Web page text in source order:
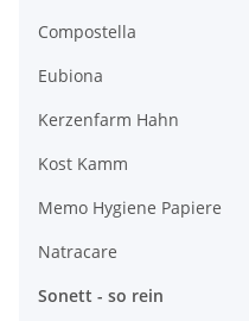
Compostella
Eubiona
Kerzenfarm Hahn
Kost Kamm
Memo Hygiene Papiere
Natracare
Sonett - so rein